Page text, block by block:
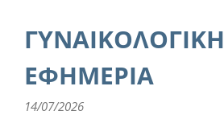
ΓΥΝΑΙΚΟΛΟΓΙΚΗ
ΕΦΗΜΕΡΙΑ
14/07/2026